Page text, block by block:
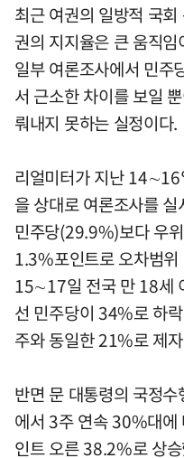
최근 여권의 일방적 국
권의 지지율은 큰 움직
일부 여론조사에서 민주
서 근소한 차이를 보일
뤄내지 못하는 실정이다.
리얼미터가 지난
을 상대로 여론조사를
민주당(29.9%)보다 우
1.3%포인트로 오차범
15∼17일 전국 만 18세
선 민주당이 34%로 하
주와 동일한 21%로 제
반면 문 대통령의 국정
에서 3주 연속 30%대
인트 오른 38.2%로 상